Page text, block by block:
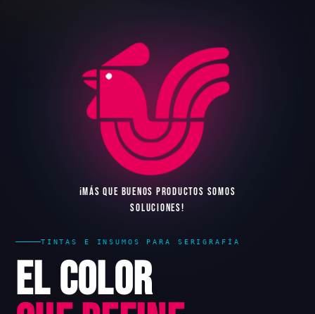
TINTAS E INSUMOS PARA SERIGRAFÍA
El Color
¡MÁS QU E BU ENOS P RO DUCTOS SO M OS
SO LUC O N ES!